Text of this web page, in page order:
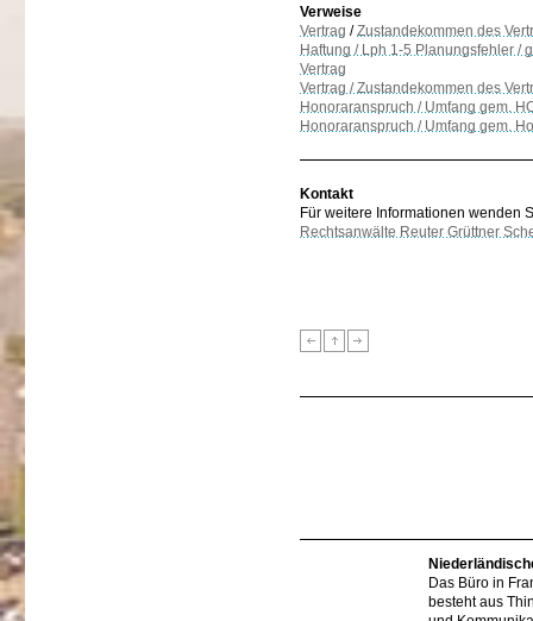
Verweise
Vertrag /Zustandekommen des
Haftung / Lph 1-5 Planungsfehler /
Vertrag
Vertrag / Zustandekommen des
Honoraranspruch / Umfang gem.
Honoraranspruch / Umfang gem.
Kontakt
Für weitere Informationen wenden
Rechtsanwälte Reuter Grüttner
Das Büro in
besteht aus